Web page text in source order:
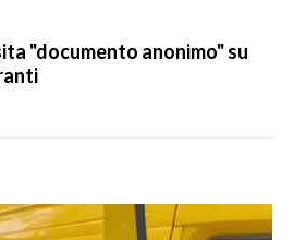
"documento anonimo" su